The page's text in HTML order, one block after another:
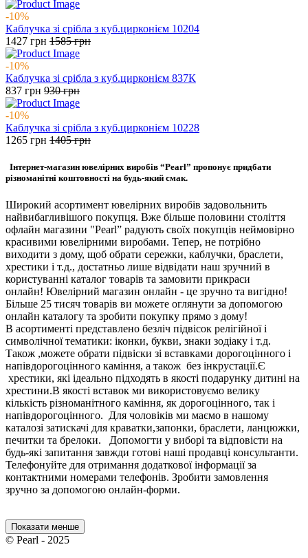
-10%
Каблучка зі срібла з куб.цирконієм 10204
1427 грн 1585грн
-10%
Каблучка зі срібла з куб.цирконієм 837К
837 грн 930грн
-10%
Каблучка зі срібла з куб.цирконієм 10228
1265 грн 1405грн
Інтернет-магазин ювелірних виробів “Pearl” пропонує придбати
різноманітні коштовності на будь-який смак.
Широкий асортимент ювелірних виробів задовольнить
найвибагливішого покупця. Вже більше половини століття
офлайн магазини "Pearl” радують своїх покупців неймовірно
красивими ювелірними виробами. Тепер, не потрібно
виходити з дому, щоб обрати сережки, каблучки, браслети,
хрестики і т.д., достатньо лише відвідати наш зручний в
користуванні каталог товарів та замовити прикраси
онлайн! Ювелірний магазин онлайн - це зручно та вигідно!
Більше 25 тисяч товарів ви можете оглянути за допомогою
онлайн каталогу та зробити покупку прямо з дому!
В асортименті представлено безліч підвісок релігійної і
символічної тематики: іконки, букви, знаки зодіаку і т.д.
Також ,можете обрати підвіски зі вставками дорогоцінного і
напівдорогоцінного каміння, а також без інкрустації.Є
хрестики, які ідеально підходять в якості подарунку дитині на
хрестини.В якості вставок ми використовуємо велику
кількість різноманітного каміння, як дорогоцінного, так і
напівдорогоцінного. Для чоловіків ми маємо в нашому
каталозі затискачі для краватки,запонки, браслети, ланцюжки,
печитки та брелоки. Допомогти у виборі та відповісти на
будь-які запитання завжди готові наші продавці консультанти.
Телефонуйте для отримання додаткової інформації за
контактними номерами телефонів. Зробити замовлення
зручно за допомогою онлайн-форми.
Показати менше
© Pearl - 2025